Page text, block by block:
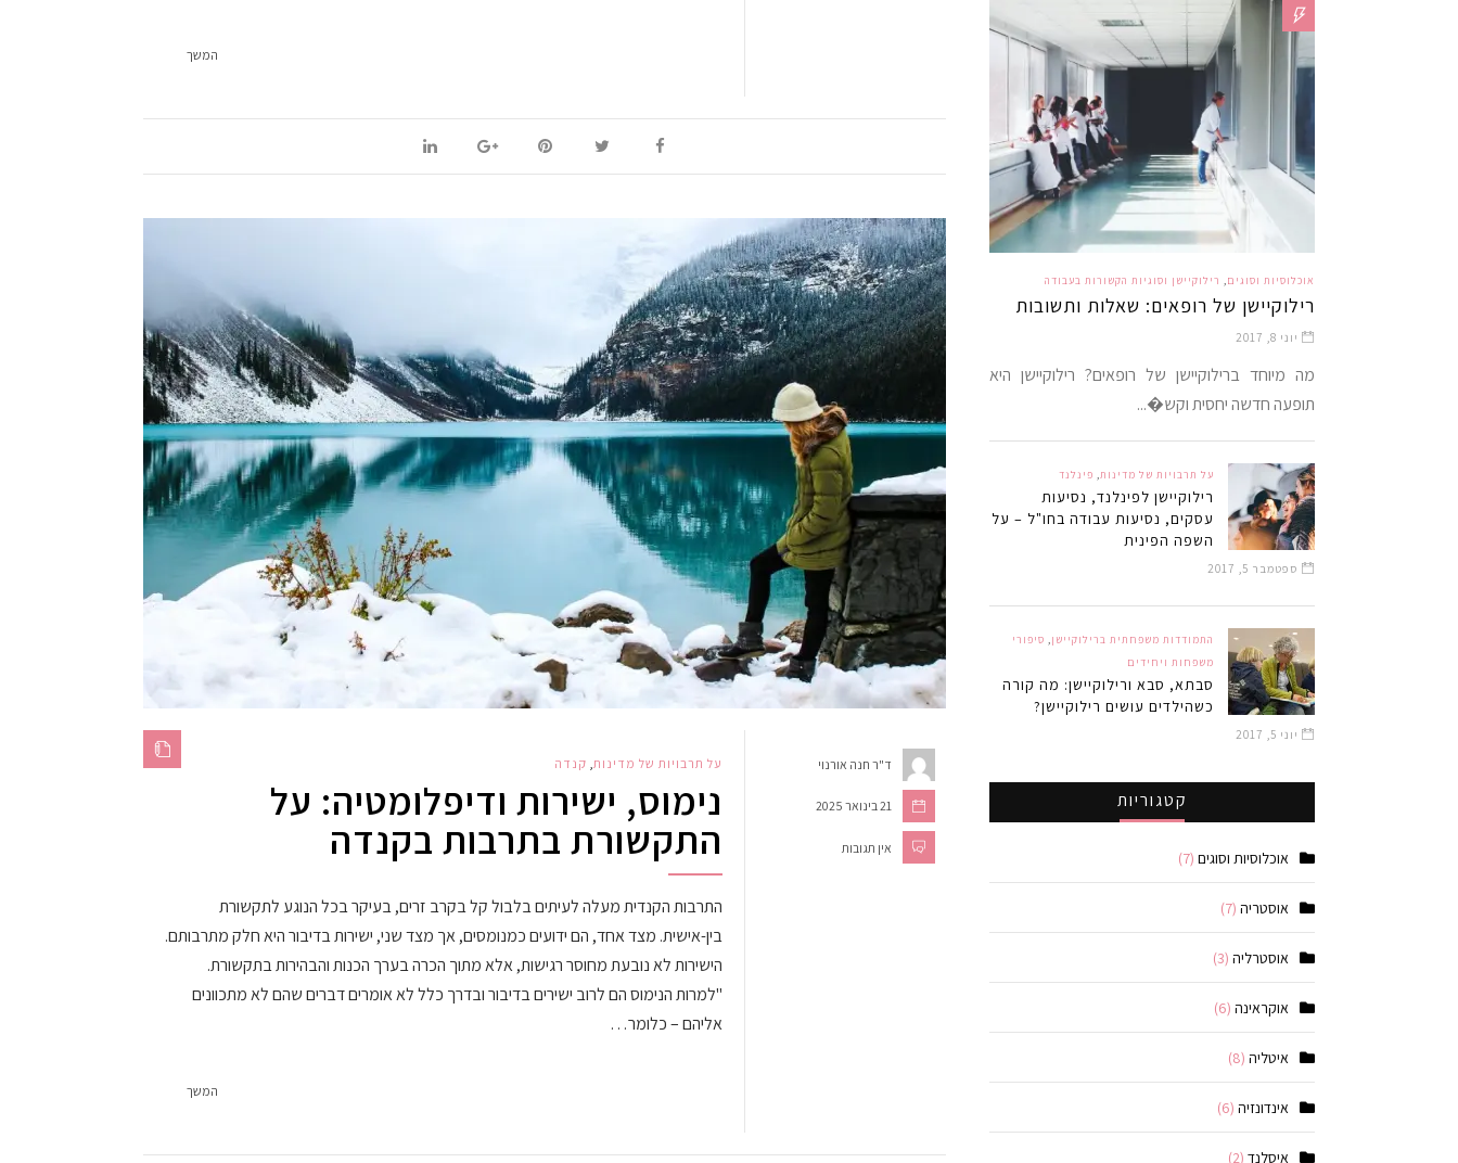
המשך
ד"ר חנה אורנוי
21 בינואר 2025
אין תגובות
על תרבויות של מדינות, קנדה
נימוס, ישירות ודיפלומטיה: על
התקשורת בתרבות בקנדה
התרבות הקנדית מעלה לעיתים בלבול קל בקרב זרים, בעיקר בכל הנוגע לתקשורת
בין-אישית. מצד אחד, הם ידועים כמנומסים, אך מצד שני, ישירות בדיבור היא חלק מתרבותם.
הישירות לא נובעת מחוסר רגישות, אלא מתוך הכרה בערך הכנות והבהירות בתקשורת.
"למרות הנימוס הם לרוב ישירים בדיבור ובדרך כלל לא אומרים דברים שהם לא מתכוונים
אליהם – כלומר…
המשך
אוכלוסיות וסוגים, רילוקיישן וסוגיות הקשורות בעבודה
רילוקיישן של רופאים: שאלות ותשובות
יוני 8, 2017
מה מיוחד ברילוקיישן של רופאים? רילוקיישן היא
תופעה חדשה יחסית וקש�...
על תרבויות של מדינות, פינלנד
רילוקיישן לפינלנד, נסיעות
עסקים, נסיעות עבודה בחו"ל – על
השפה הפינית
ספטמבר 5, 2017
התמודדות משפחתית ברילוקיישן, סיפורי
משפחות ויחידים
סבתא, סבא ורילוקיישן: מה קורה
כשהילדים עושים רילוקיישן?
יוני 5, 2017
קטגוריות
אוכלוסיות וסוגים (7)
אוסטריה (7)
אוסטרליה (3)
אוקראינה (6)
איטליה (8)
אינדונזיה (6)
איסלנד (2)